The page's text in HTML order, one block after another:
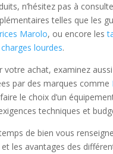
n’hésitez pas à
telles que les
Marolo, ou encore les
lourdes.
votre achat, examinez
par des marques comme
le choix d’un
techniques et
de bien vous
les avantages des